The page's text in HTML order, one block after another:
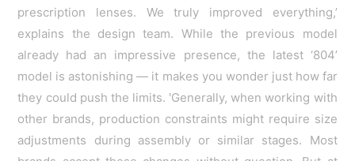
prescription lenses. We truly improved everything,’
explains the design team. While the previous model
already had an impressive presence, the latest ‘804’
model is astonishing — it makes you wonder just how far
they could push the limits. 'Generally, when working with
other brands, production constraints might require size
adjustments during assembly or similar stages. Most